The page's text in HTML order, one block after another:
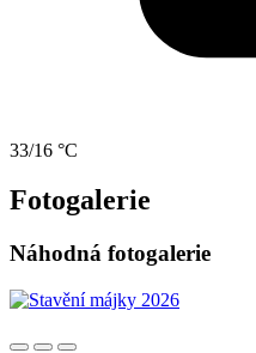
33/16 °C
Fotogalerie
Náhodná fotogalerie